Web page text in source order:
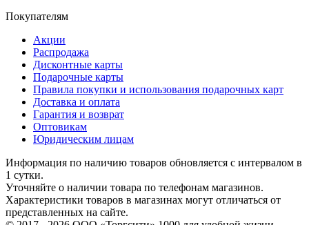
Покупателям
Акции
Распродажа
Дисконтные карты
Подарочные карты
Правила покупки и использования подарочных карт
Доставка и оплата
Гарантия и возврат
Оптовикам
Юридическим лицам
Информация по наличию товаров обновляется с интервалом в
1 сутки.
Уточняйте о наличии товара по телефонам магазинов.
Характеристики товаров в магазинах могут отличаться от
представленных на сайте.